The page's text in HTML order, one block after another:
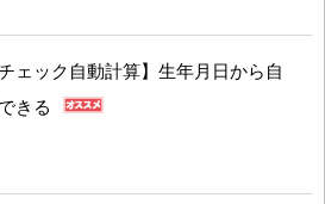
チェック自動計算】生年月日から自
きる